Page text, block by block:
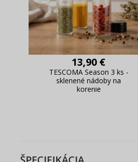
13,90 €
TESCOMA Season 3 ks -
sklenené nádoby na
korenie